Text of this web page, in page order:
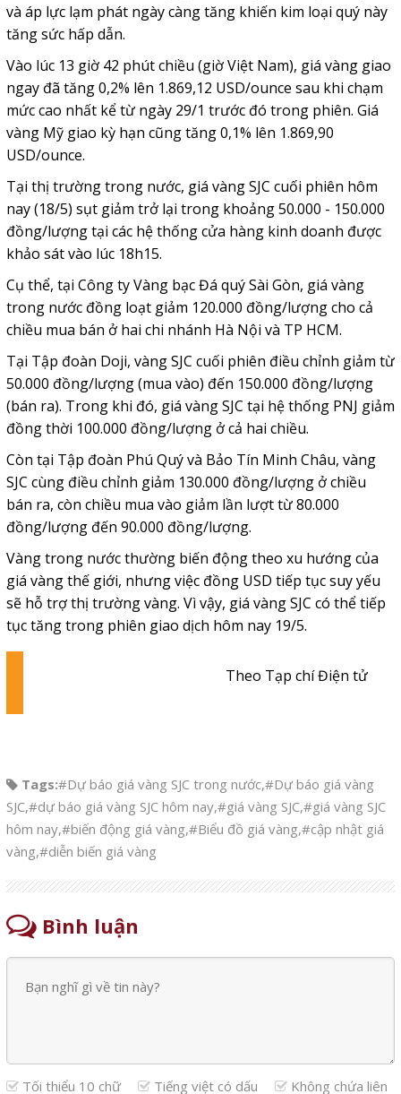
và áp lực lạm phát ngày càng tăng khiến kim loại quý này
tăng sức hấp dẫn.
Vào lúc 13 giờ 42 phút chiều (giờ Việt Nam), giá vàng giao
ngay đã tăng 0,2% lên 1.869,12 USD/ounce sau khi chạm
mức cao nhất kể từ ngày 29/1 trước đó trong phiên. Giá
vàng Mỹ giao kỳ hạn cũng tăng 0,1% lên 1.869,90
USD/ounce.
Tại thị trường trong nước, giá vàng SJC cuối phiên hôm
nay (18/5) sụt giảm trở lại trong khoảng 50.000 - 150.000
đồng/lượng tại các hệ thống cửa hàng kinh doanh được
khảo sát vào lúc 18h15.
Cụ thể, tại Công ty Vàng bạc Đá quý Sài Gòn, giá vàng
trong nước đồng loạt giảm 120.000 đồng/lượng cho cả
chiều mua bán ở hai chi nhánh Hà Nội và TP HCM.
Tại Tập đoàn Doji, vàng SJC cuối phiên điều chỉnh giảm từ
50.000 đồng/lượng (mua vào) đến 150.000 đồng/lượng
(bán ra). Trong khi đó, giá vàng SJC tại hệ thống PNJ giảm
đồng thời 100.000 đồng/lượng ở cả hai chiều.
Còn tại Tập đoàn Phú Quý và Bảo Tín Minh Châu, vàng
SJC cùng điều chỉnh giảm 130.000 đồng/lượng ở chiều
bán ra, còn chiều mua vào giảm lần lượt từ 80.000
đồng/lượng đến 90.000 đồng/lượng.
Vàng trong nước thường biến động theo xu hướng của
giá vàng thế giới, nhưng việc đồng USD tiếp tục suy yếu
sẽ hỗ trợ thị trường vàng. Vì vậy, giá vàng SJC có thể tiếp
tục tăng trong phiên giao dịch hôm nay 19/5.
Theo Tạp chí Điện tử
Tags:#Dự báo giá vàng SJC trong nước,#Dự báo giá vàng
SJC,#dự báo giá vàng SJC hôm nay,#giá vàng SJC,#giá vàng SJC
hôm nay,#biến động giá vàng,#Biểu đồ giá vàng,#cập nhật giá
vàng,#diễn biến giá vàng
Bình luận
Tối thiểu 10 chữ Tiếng việt có dấu Không chứa liên